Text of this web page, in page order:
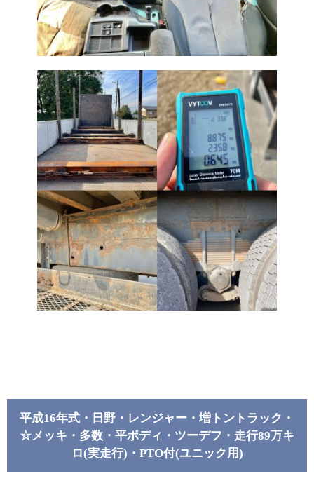
平成16年式・日野・レンジャー・増トントラック・
☆メッキ・多数・平ボディ・ツーデフ・走行89万キ
ロ(実走行)・PTO付(ユニック用)